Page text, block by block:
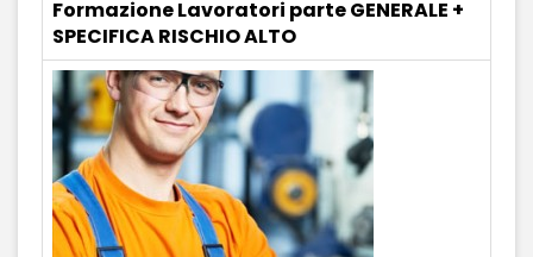
Formazione Lavoratori parte GENERALE +
SPECIFICA RISCHIO ALTO